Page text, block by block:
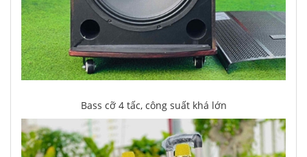
Bass cỡ 4 tấc, công suất khá lớn